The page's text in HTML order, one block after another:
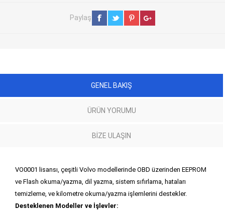
Paylaş
GENEL BAKIŞ
ÜRÜN YORUMU
BIZE ULAŞIN
VO0001 lisansı, çeşitli Volvo modellerinde OBD üzerinden EEPROM
ve Flash okuma/yazma, dil yazma, sistem sıfırlama, hataları
temizleme, ve kilometre okuma/yazma işlemlerini destekler.
Desteklenen Modeller ve İşlevler: